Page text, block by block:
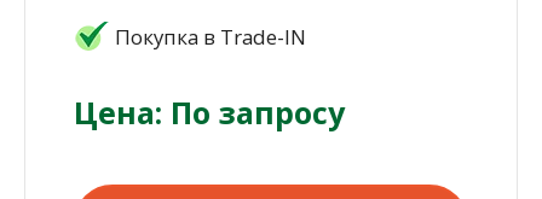
Покупка в Trade-IN
Цена: По запросу